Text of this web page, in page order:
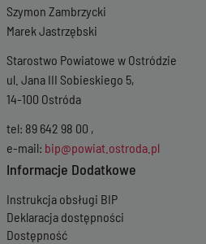
Szymon Zambrzycki
Marek Jastrzębski
Starostwo Powiatowe w Ostródzie
ul. Jana III Sobieskiego 5,
14-100 Ostróda
tel: 89 642 98 00 ,
e-mail: bip@powiat.ostroda.pl
Informacje Dodatkowe
Instrukcja obsługi BIP
Deklaracja dostępności
Dostępność